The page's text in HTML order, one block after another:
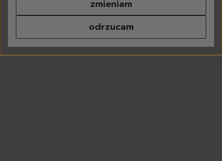
do czarnego
do sportowych
tkaniny delikatne
kapsułki do prania
proszki do prania
odrzucam
zmieniam